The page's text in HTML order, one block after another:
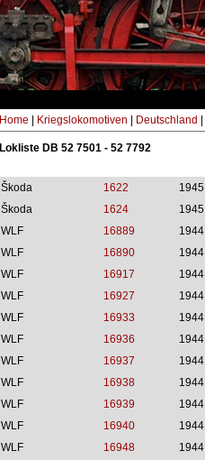
Home Kriegslokomotiven Deutschland
Lokliste DB 52 7501 - 52 7792
Škoda 1622 1945
Škoda
1624 1945
WLF
16889 1944
WLF
16890 1944
WLF
16917 1944
WLF
16927 1944
WLF
16933 1944
WLF
16936 1944
WLF
16937 1944
WLF
16938 1944
WLF
16939 1944
WLF
16940 1944
WLF
16948 1944